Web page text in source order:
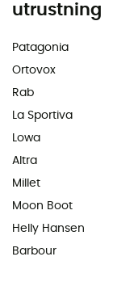
utrustning
Patagonia
Ortovox
Rab
La Sportiva
Lowa
Altra
Millet
Moon Boot
Helly Hansen
Barbour